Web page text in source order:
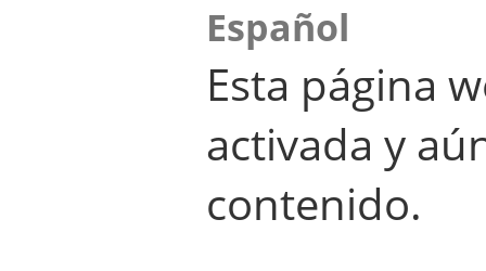
Español
Esta página
activada y
contenido.